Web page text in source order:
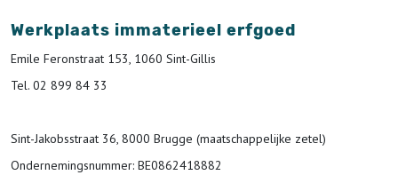
Werkplaats immaterieel erfgoed
Emile Feronstraat 153, 1060 Sint-Gillis
Tel. 02 899 84 33
Sint-Jakobsstraat 36, 8000 Brugge (maatschappelijke zetel)
Ondernemingsnummer: BE0862418882